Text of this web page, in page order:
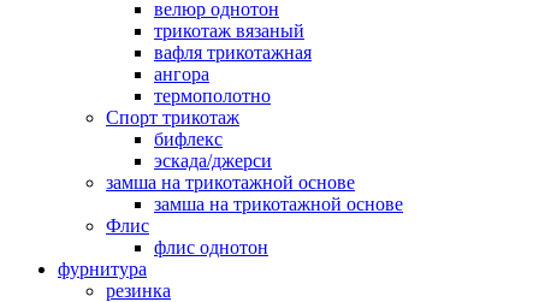
велюр однотон
трикотаж вязаный
вафля трикотажная
ангора
термополотно
Спорт трикотаж
бифлекс
эскада/джерси
замша на трикотажной основе
замша на трикотажной основе
Флис
флис однотон
фурнитура
резинка